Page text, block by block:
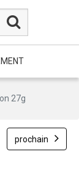
27g
prochain